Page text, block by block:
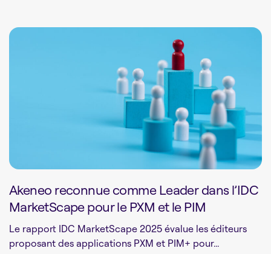
Akeneo reconnue comme Leader dans l’IDC
MarketScape pour le PXM et le PIM
Le rapport IDC MarketScape 2025 évalue les éditeurs
proposant des applications PXM et PIM+ pour...